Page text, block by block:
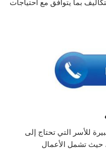
للأسر التي تحتاج إلى
حيث تشمل الأعمال